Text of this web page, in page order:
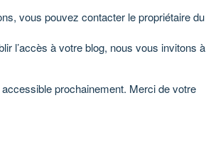
vous pouvez contacter le propriétaire du
l’accès à votre blog, nous vous invitons à
prochainement. Merci de votre